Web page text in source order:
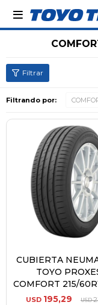

Filtrando por:
CUBIERTA
TOYO
COMFORT 215/
USD 195,29 USD